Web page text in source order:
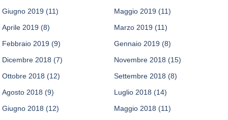
Giugno 2019 (11) Maggio 2019 (11)
Aprile 2019 (8) Marzo 2019 (11)
Febbraio 2019 (9) Gennaio 2019 (8)
Dicembre 2018 (7) Novembre 2018 (15)
Ottobre 2018 (12) Settembre 2018 (8)
Agosto 2018 (9) Luglio 2018 (14)
Giugno 2018 (12) Maggio 2018 (11)